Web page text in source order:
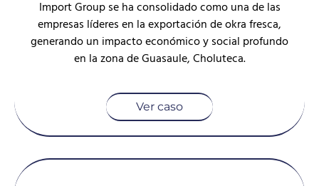
Import Group se ha consolidado como una de las
empresas líderes en la exportación de okra fresca,
generando un impacto económico y social profundo
en la zona de Guasaule, Choluteca.
Ver caso